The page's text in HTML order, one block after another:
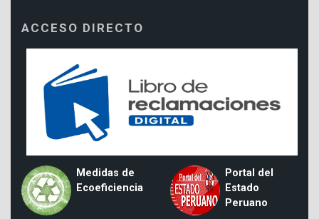
ACCESO DIRECTO
Medidas de
Ecoeficiencia
Portal del
Estado
Peruano